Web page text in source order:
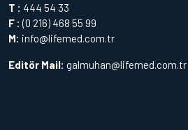
T : 444 54 33
F : (0 216) 468 55 99
M: info@lifemed.com.tr
Editör Mail: galmuhan@lifemed.com.tr